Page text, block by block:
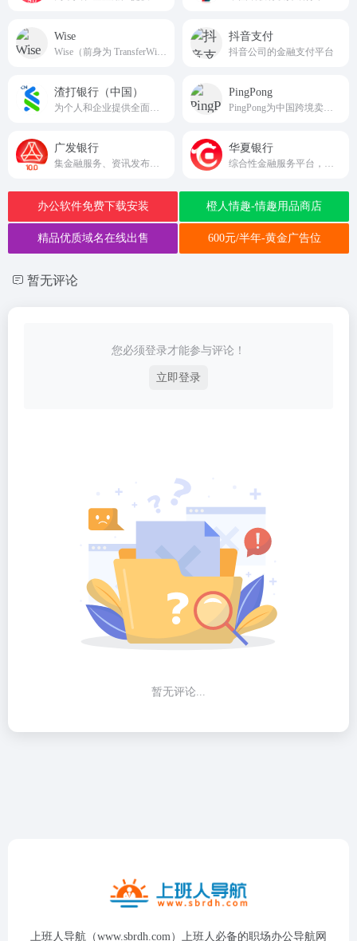
Wise 抖音支付
抖音公司的金融支付平台
渣打银行（中国） PingPong
广发银行 华夏银行
办公软件免费下载安装 橙人情趣-情趣用品商店
精品优质域名在线出售 600元/半年-黄金广告位
暂无评论
您必须登录才能参与评论！
立即登录
暂无评论...
上班人导航（www.sbrdh.com）上班人必备的职场办公导航网